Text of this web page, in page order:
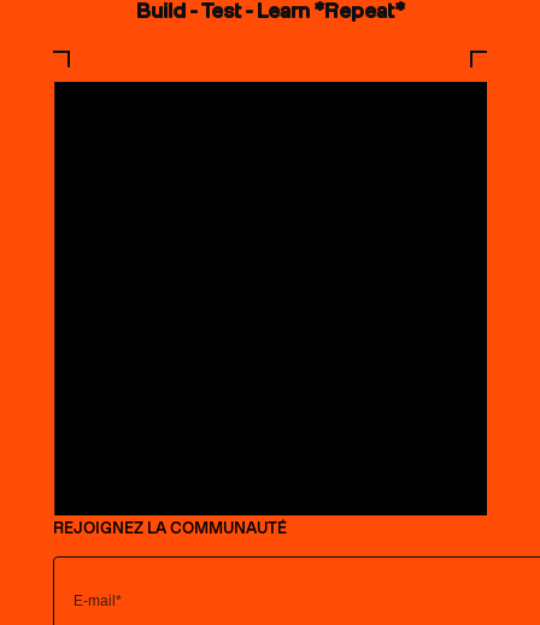
Build - Test - Learn *Repeat*
REJOIGNEZ LA COMMUNAUTÉ